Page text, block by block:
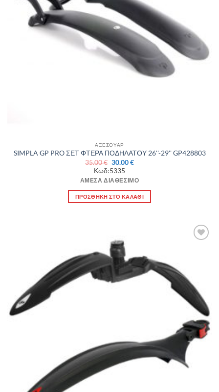
ΑΞΕΣΟΥΑΡ
SIMPLA GP PRO ΣΕΤ ΦΤΕΡΑ ΠΟΔΗΛΑΤΟΥ 26''-29'' GP428803
35.00€ Original
price
was:
35.00 €.
30.00€Η
είναι:
Κωδ:5335
ΆΜΕΣΑ ΔΙΑΘΈΣΙΜΟ
ΠΡΟΣΘΉΚΗ ΣΤΟ ΚΑΛΆΘΙ